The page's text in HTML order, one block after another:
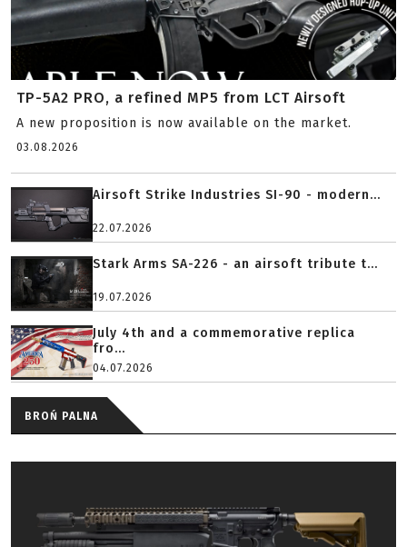
TP-5A2 PRO, a refined MP5 from LCT Airsoft
A new proposition is now available on the market.
03.08.2026
Airsoft Strike Industries SI-90 - modern...
22.07.2026
Stark Arms SA-226 - an airsoft tribute t...
19.07.2026
July 4th and a commemorative replica
fro...
04.07.2026
BROŃ PALNA